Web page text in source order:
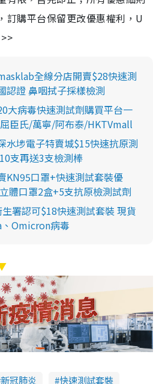
訂購平台保留更改優惠權利，U
全線分店開賣$28快速測
認證 鼻咽拭子採樣檢測
大病毒快速測試劑購買平台一
臣氏/萬寧/阿布泰/HKTVmall
水埗電子特賣城$15快速抗原測
支再送3支檢測棒
KN95口罩+快速測試套裝優
體口罩2盒+5支抗原檢測試劑
署認可$18快速測試套裝 現貨
Omicron病毒
新冠肺炎
快速測試套裝